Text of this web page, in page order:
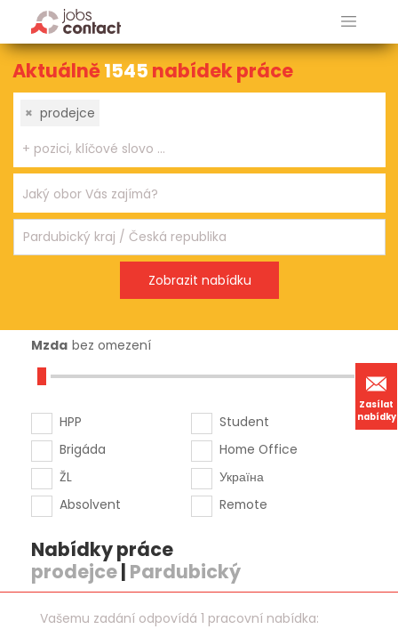
Zasílat
nabídky
Aktuálně1545 nabídek práce
× prodejce
Mzda bez omezení
HPP
Brigáda
ŽL
Absolvent
Student
Home Office
Україна
Remote
Nabídky práce
prodejce| Pardubický
Vašemu zadání odpovídá 1 pracovní nabídka: